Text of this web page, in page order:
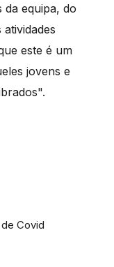
equipa, do
este é um
jovens e
Covid